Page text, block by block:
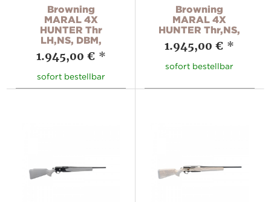
Browning
MARAL 4X
HUNTER Thr
LH,NS, DBM,
1.945,00 € *
sofort bestellbar
Browning
MARAL 4X
HUNTER Thr,NS,
1.945,00 € *
sofort bestellbar